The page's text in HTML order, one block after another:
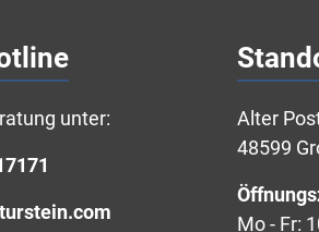
unter:
Alter
48599
Mo - Fr: